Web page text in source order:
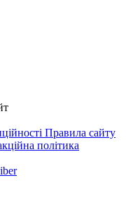
Правила сайту
політика